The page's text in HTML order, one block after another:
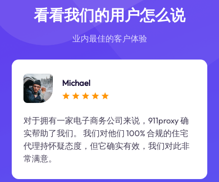
看看我们的用户怎么说
业内最佳的客户体验
Michael
对于拥有一家电子商务公司来说，911proxy 确
实帮助了我们。 我们对他们 100% 合规的住宅
代理持怀疑态度，但它确实有效，我们对此非
常满意。